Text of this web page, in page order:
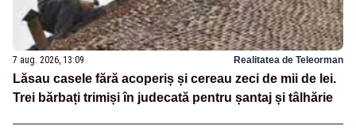
7 aug. 2026, 13:09 Realitatea de Teleorman
Lăsau casele fără acoperiș și cereau zeci de mii de lei.
Trei bărbați trimiși în judecată pentru șantaj și tâlhărie